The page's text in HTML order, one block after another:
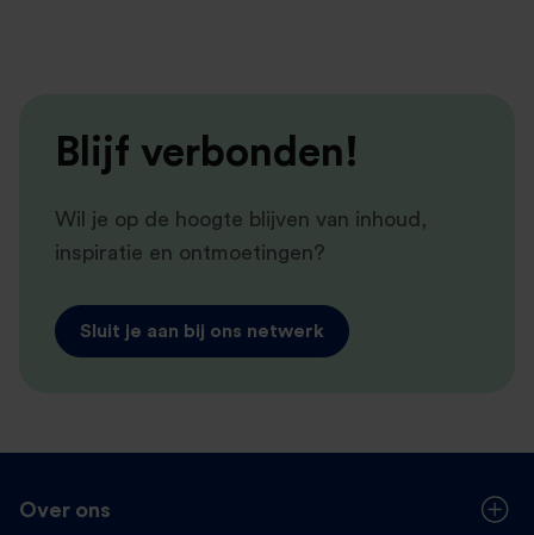
Blijf verbonden!
Wil je op de hoogte blijven van inhoud,
inspiratie en ontmoetingen?
Sluit je aan bij ons netwerk
Over ons